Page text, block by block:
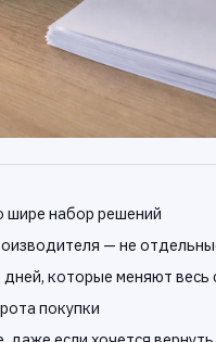
шире набор решений
— не
которые меняют весь
покупки